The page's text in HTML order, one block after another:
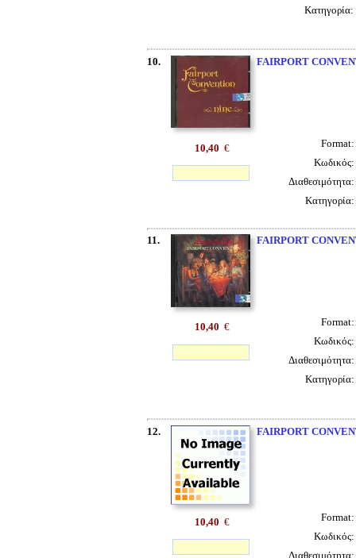
Κατηγορία:
10. FAIRPORT
10,40 €
Format:
Κωδικός:
Διαθεσιμότητα:
Κατηγορία:
11. FAIRPORT
10,40 €
Format:
Κωδικός:
Διαθεσιμότητα:
Κατηγορία:
12. FAIRPORT
10,40 €
Format:
Κωδικός:
Διαθεσιμότητα: